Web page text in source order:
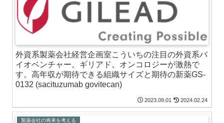
外資系製薬会社経営企画室こういちの注目の外資系バ
イオベンチャー。ギリアド。オンコロジーが激熱で
す。高年収が期待できる組織サイズと期待の新薬GS-
0132 (sacituzumab govitecan)
2023.09.01 2024.02.24
製薬会社の将来を考える